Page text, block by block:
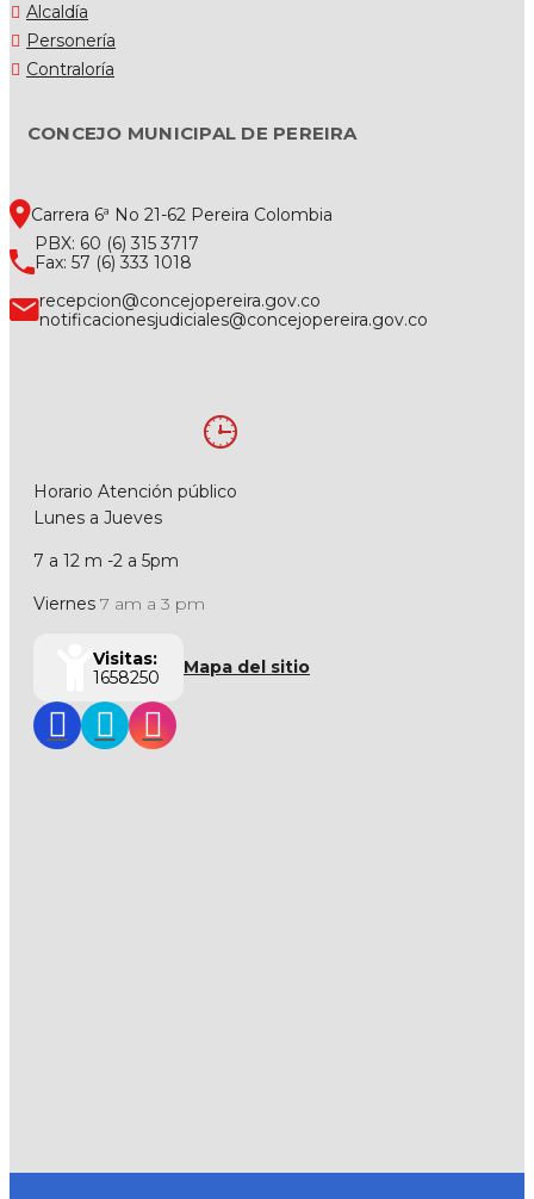
Alcaldía
Personería
Contraloría
CONCEJO MUNICIPAL DE PEREIRA
Carrera 6ª No 21-62 Pereira Colombia
PBX: 60 (6) 315 3717
Fax: 57 (6) 333 1018
recepcion@concejopereira.gov.co
notificacionesjudiciales@concejopereira.gov.co
Horario Atención público
Lunes a Jueves
7 a 12 m -2 a 5pm
Viernes 7 am a 3 pm
Visitas:
1658250
Mapa del sitio